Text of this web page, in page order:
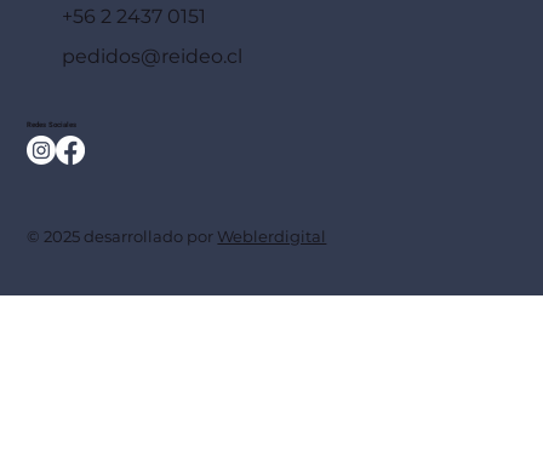
+56 2 2437 0151
pedidos@reideo.cl
Redes Sociales
© 2025 desarrollado por Weblerdigital